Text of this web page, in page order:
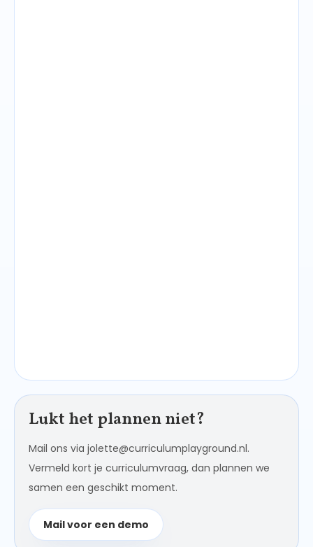
Lukt het plannen niet?
Mail ons via jolette@curriculumplayground.nl.
Vermeld kort je curriculumvraag, dan plannen we
samen een geschikt moment.
Mail voor een demo